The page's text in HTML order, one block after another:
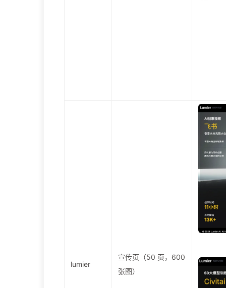
lumier
宣传页（50 页，600
张图）